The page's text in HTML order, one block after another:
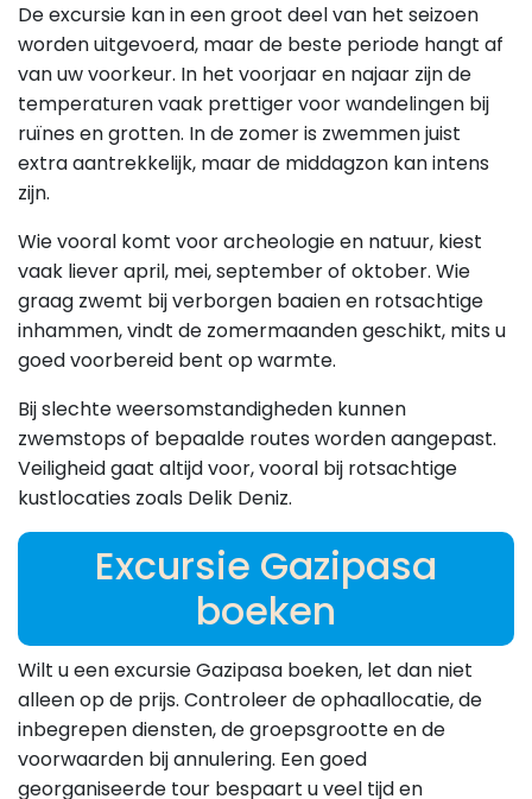
De excursie kan in een groot deel van het seizoen
worden uitgevoerd, maar de beste periode hangt af
van uw voorkeur. In het voorjaar en najaar zijn de
temperaturen vaak prettiger voor wandelingen bij
ruïnes en grotten. In de zomer is zwemmen juist
extra aantrekkelijk, maar de middagzon kan intens
zijn.
Wie vooral komt voor archeologie en natuur, kiest
vaak liever april, mei, september of oktober. Wie
graag zwemt bij verborgen baaien en rotsachtige
inhammen, vindt de zomermaanden geschikt, mits u
goed voorbereid bent op warmte.
Bij slechte weersomstandigheden kunnen
zwemstops of bepaalde routes worden aangepast.
Veiligheid gaat altijd voor, vooral bij rotsachtige
kustlocaties zoals Delik Deniz.
Excursie Gazipasa
boeken
Wilt u een excursie Gazipasa boeken, let dan niet
alleen op de prijs. Controleer de ophaallocatie, de
inbegrepen diensten, de groepsgrootte en de
voorwaarden bij annulering. Een goed
georganiseerde tour bespaart u veel tijd en